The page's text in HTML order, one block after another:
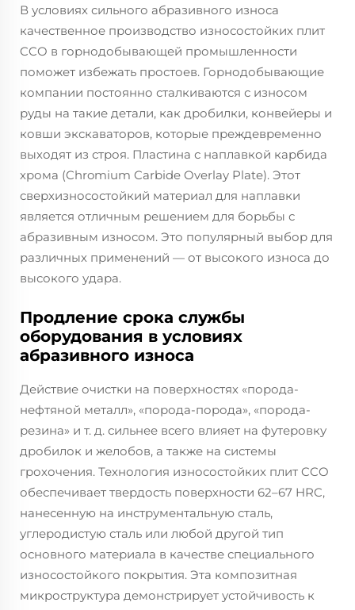
В условиях сильного абразивного износа
качественное производство износостойких плит
CCO в горнодобывающей промышленности
поможет избежать простоев. Горнодобывающие
компании постоянно сталкиваются с износом
руды на такие детали, как дробилки, конвейеры и
ковши экскаваторов, которые преждевременно
выходят из строя. Пластина с наплавкой карбида
хрома (Chromium Carbide Overlay Plate). Этот
сверхизносостойкий материал для наплавки
является отличным решением для борьбы с
абразивным износом. Это популярный выбор для
различных применений — от высокого износа до
высокого удара.
Продление срока службы
оборудования в условиях
абразивного износа
Действие очистки на поверхностях «порода-
нефтяной металл», «порода-порода», «порода-
резина» и т. д. сильнее всего влияет на футеровку
дробилок и желобов, а также на системы
грохочения. Технология износостойких плит CCO
обеспечивает твердость поверхности 62–67 HRC,
нанесенную на инструментальную сталь,
углеродистую сталь или любой другой тип
основного материала в качестве специального
износостойкого покрытия. Эта композитная
микроструктура демонстрирует устойчивость к